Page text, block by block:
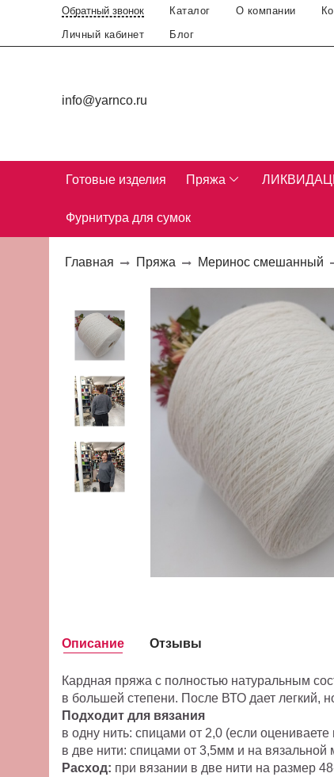
Обратный звонок Каталог О компании
Личный кабинет Блог
info@yarnco.ru
Готовые изделия Пряжа
Фурнитура для сумок
Главная Пряжа Меринос смешанный
Описание
Кардная пряжа с полностью натуральным
в большей степени. После ВТО дает легкий,
Подходит для вязания
в одну нить: спицами от 2,0 (если
в две нити: спицами от 3,5мм и на вязальной
Расход: при вязании в две нити на размер
Отзывы